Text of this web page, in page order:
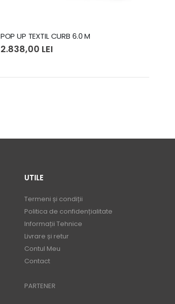
POP UP TEXTIL CURB 6.0 M
2.838,00 LEI
UTILE
Termeni și condiții
Politica de confidențialitate
Informații Tehnice
Livrare și retur
Contul Meu
Contact
PARTENER